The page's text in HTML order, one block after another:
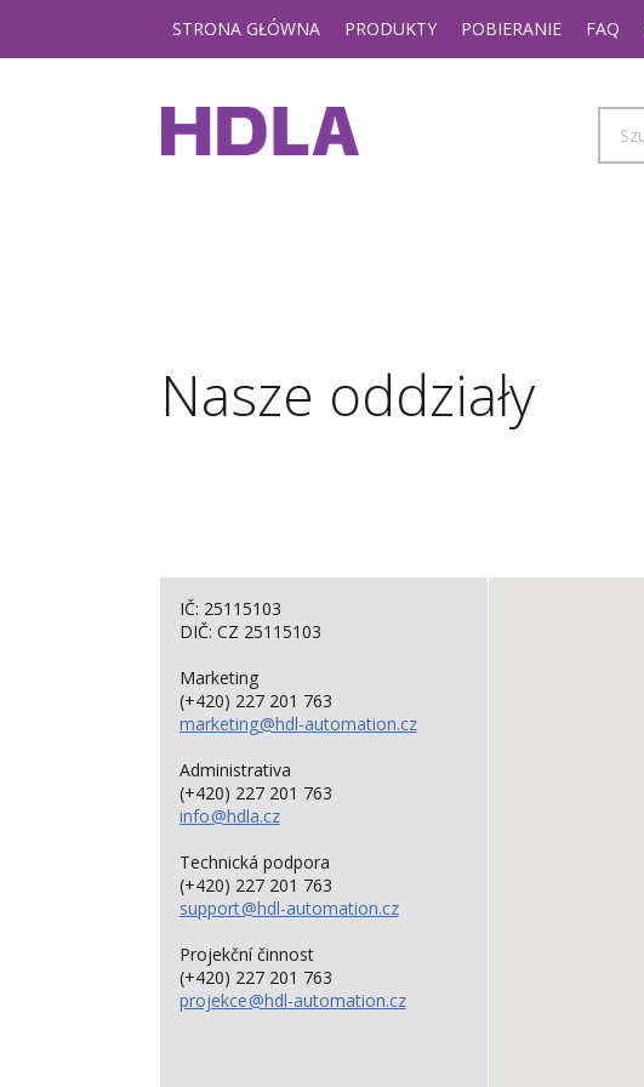
STRONA GŁÓWNA PRODUKTY POBIERANIE FAQ
Nasze oddziały
IČ: 25115103
DIČ: CZ 25115103
Marketing
(+420) 227 201 763
marketing@hdl-automation.cz
Administrativa
(+420) 227 201 763
info@hdla.cz
Technická podpora
(+420) 227 201 763
support@hdl-automation.cz
Projekční činnost
(+420) 227 201 763
projekce@hdl-automation.cz